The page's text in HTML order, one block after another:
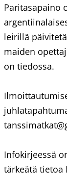
Paritasapaino
leirillä
maiden
on tiedossa.
Infokirjeessä
tärkeätä tietoa